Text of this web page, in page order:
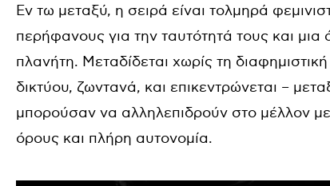
Εν τω μεταξύ, η σειρά είναι τολμηρά
περήφανους για την ταυτότητά τους και
πλανήτη. Μεταδίδεται χωρίς τη
δικτύου, ζωντανά, και επικεντρώνεται –
μπορούσαν να αλληλεπιδρούν στο μέλλον
όρους και πλήρη αυτονομία.